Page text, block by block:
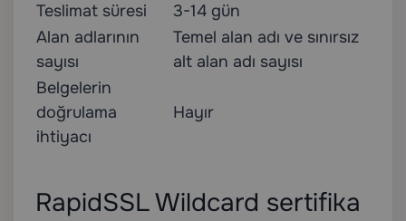
Teslimat süresi
3-14 gün
Alan adlarının
sayısı
Temel alan adı ve sınırsız
alt alan adı sayısı
Belgelerin
doğrulama
ihtiyacı
Hayır
RapidSSL Wildcard sertifika